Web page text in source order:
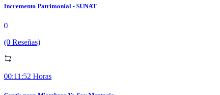
Incremento Patrimonial - SUNAT
0
(0 Reseñas)
00:11:52 Horas